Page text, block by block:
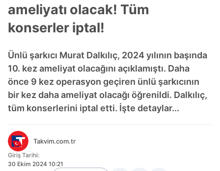
ameliyatı olacak! Tüm
konserler iptal!
Ünlü şarkıcı Murat Dalkılıç, 2024 yılının başında
10. kez ameliyat olacağını açıklamıştı. Daha
önce 9 kez operasyon geçiren ünlü şarkıcının
bir kez daha ameliyat olacağı öğrenildi. Dalkılıç,
tüm konserlerini iptal etti. İşte detaylar...
Takvim.com.tr
Giriş Tarihi:
30 Ekim 2024 10:21